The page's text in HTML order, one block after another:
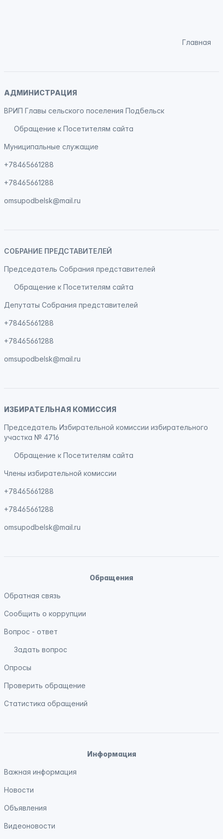
Главная
АДМИНИСТРАЦИЯ
ВРИП Главы сельского поселения Подбельск
Обращение к Посетителям сайта
Муниципальные служащие
+78465661288
+78465661288
omsupodbelsk@mail.ru
СОБРАНИЕ ПРЕДСТАВИТЕЛЕЙ
Председатель Собрания представителей
Обращение к Посетителям сайта
Депутаты Собрания представителей
+78465661288
+78465661288
omsupodbelsk@mail.ru
ИЗБИРАТЕЛЬНАЯ КОМИССИЯ
Председатель Избирательной комиссии избирательного
участка № 4716
Обращение к Посетителям сайта
Члены избирательной комиссии
+78465661288
+78465661288
omsupodbelsk@mail.ru
Обращения
Обратная связь
Сообщить о коррупции
Вопрос - ответ
Задать вопрос
Опросы
Проверить обращение
Статистика обращений
Информация
Важная информация
Новости
Объявления
Видеоновости